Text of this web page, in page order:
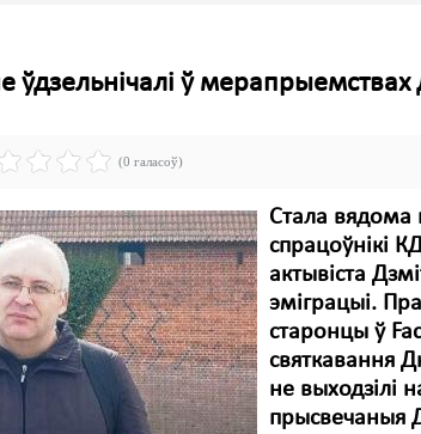
ўдзельнічалі ў мерапрыемствах
(0 галасоў)
Стала вядома
спрацоўнікі
актывіста
эміграцыі.
старонцы ў
святкавання
не выходзілі
прысвечаныя